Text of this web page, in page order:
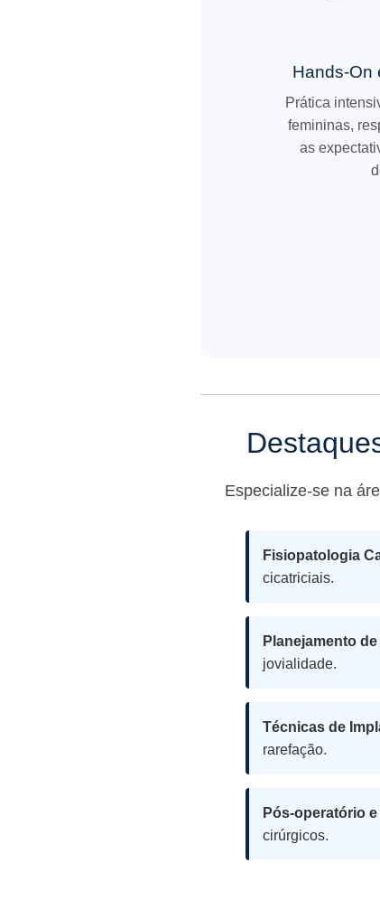
Hands-On
Prática
femininas,
as
Especialize-se na
Fisiopatologia
cicatriciais.
Planejamento
jovialidade.
Técnicas de
rarefação.
Pós-operatório
cirúrgicos.